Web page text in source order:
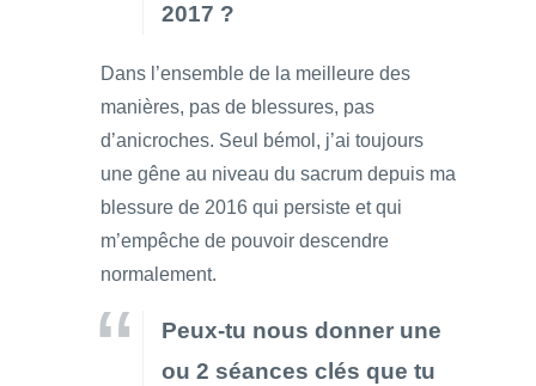
2017 ?
Dans l’ensemble de la meilleure des
manières, pas de blessures, pas
d’anicroches. Seul bémol, j’ai toujours
une gêne au niveau du sacrum depuis ma
blessure de 2016 qui persiste et qui
m’empêche de pouvoir descendre
normalement.
Peux-tu nous donner une
ou 2 séances clés que tu